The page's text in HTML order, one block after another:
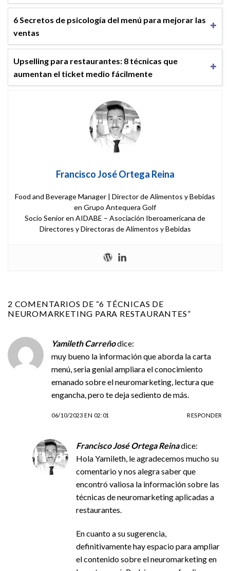
6 Secretos de psicología del menú para mejorar las
ventas
Upselling para restaurantes: 8 técnicas que
aumentan el ticket medio fácilmente
Francisco José Ortega Reina
Food and Beverage Manager | Director de Alimentos y Bebidas
en Grupo Antequera Golf
Socio Senior en AIDABE – Asociación Iberoamericana de
Directores y Directoras de Alimentos y Bebidas
2 COMENTARIOS DE “6 TÉCNICAS DE
NEUROMARKETING PARA RESTAURANTES”
Yamileth Carreñodice:
muy bueno la información que aborda la carta
menú, seria genial ampliara el conocimiento
emanado sobre el neuromarketing, lectura que
engancha, pero te deja sediento de más.
06/10/2023 EN 02:01 RESPONDER
Francisco José Ortega Reinadice:
Hola Yamileth, le agradecemos mucho su
comentario y nos alegra saber que
encontró valiosa la información sobre las
técnicas de neuromarketing aplicadas a
restaurantes.
En cuanto a su sugerencia,
definitivamente hay espacio para ampliar
el contenido sobre el neuromarketing en